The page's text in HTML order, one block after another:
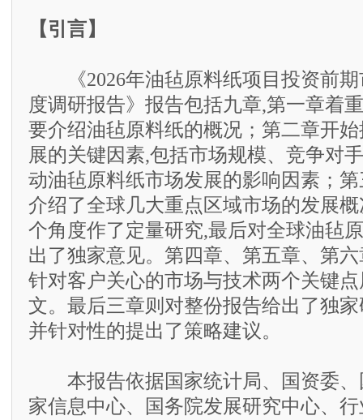
【引言】
《2026年油毡原料纸项目投资前期
度调研报告》报告包括九章,第一章着
要介绍油毡原料纸的概况；第二章开
展的关键因素,包括市场规模、竞争对
动油毡原料纸市场发展的影响因素；
介绍了全球几大重点区域市场的发展
个角度作了定量研究,最后对全球油毡
出了独家意见。第四章、第五章、第
针对客户关心的市场与技术两个关键
文。最后三章则对整份报告给出了独
并针对性的提出了策略建议。
本报告依据国家统计局、国资委、
家信息中心、国务院发展研究中心、